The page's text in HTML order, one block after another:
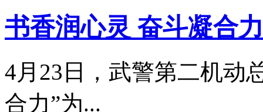
书香润心灵 奋斗凝合力
4月23日，武警第二机动
合力”为...